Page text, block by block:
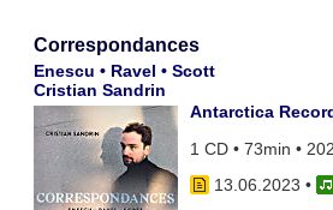
Correspondances
Enescu • Ravel • Scott
Cristian Sandrin
Antarctica
1 CD • 73min •
13.06.2023 •